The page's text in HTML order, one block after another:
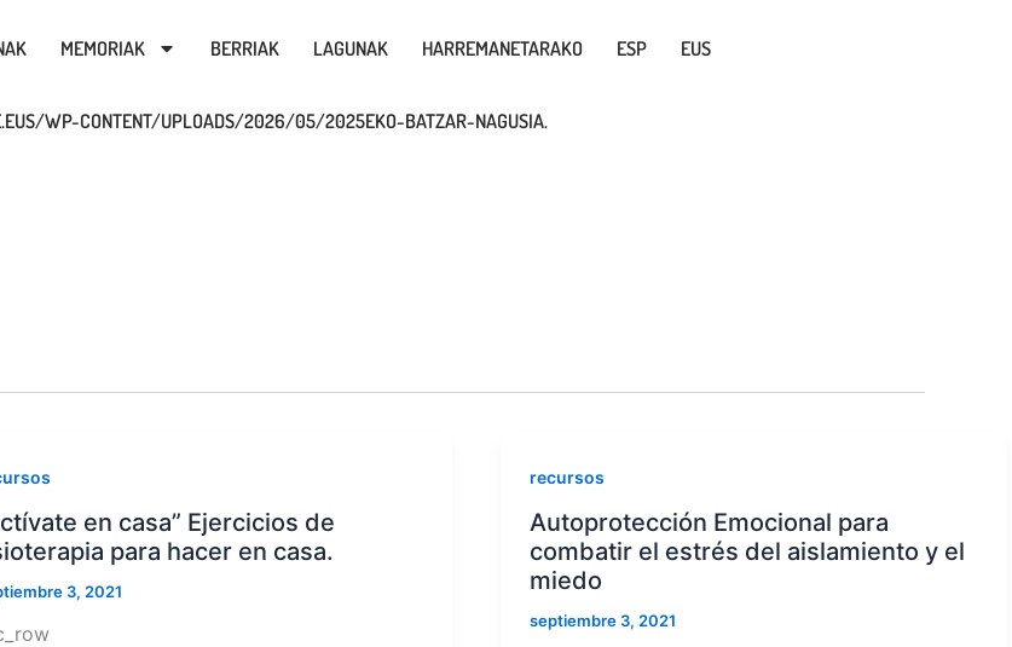
MEMORIAK BERRIAK LAGUNAK HARREMANETARAKO ESP EUS
WP-CONTENT/UPLOADS/2026/05/2025EKO-BATZAR-NAGUSIA.
en casa” Ejercicios de
para hacer en casa.
3, 2021
recursos
Autoprotección Emocional para
combatir el estrés del aislamiento y el
miedo
septiembre 3, 2021